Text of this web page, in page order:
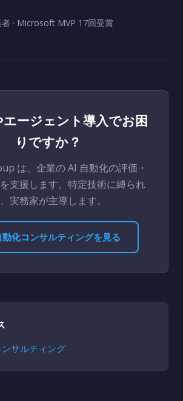
· Microsoft MVP 17回受賞
ージェント導入でお困
りですか？
は、企業の AI 自動化の評価・
支援します。特定技術に縛られ
実務家が主導します。
化コンサルティングを見る
サルティング